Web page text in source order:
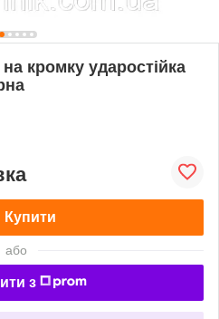
кромку ударостійка
Купити
або
з